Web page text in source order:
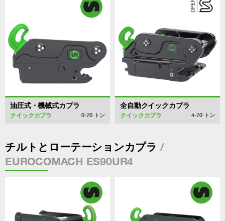
油圧式・機械式カプラ
クイックカプラ 0-70 トン
全自動クイックカプラ
クイックカプラ 4-70 トン
チルトとローテーションカプラ /
EUROCOMACH ES90UR4